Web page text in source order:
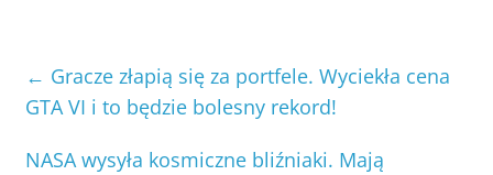
← Gracze złapią się za portfele. Wyciekła cena
GTA VI i to będzie bolesny rekord!
NASA wysyła kosmiczne bliźniaki. Mają